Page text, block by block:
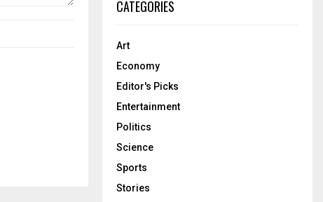
CATEGORIES
Art
Economy
Editor's Picks
Entertainment
Politics
Science
Sports
Stories